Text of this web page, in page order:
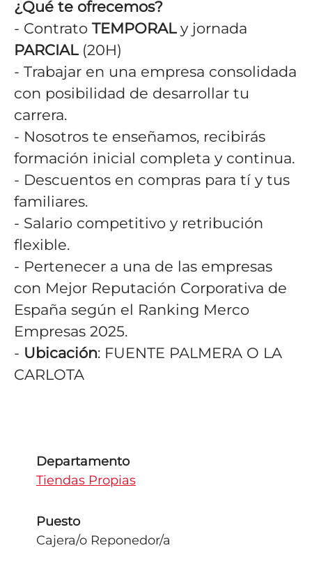
¿Qué te ofrecemos?
- Contrato TEMPORAL y jornada
PARCIAL (20H)
- Trabajar en una empresa consolidada
con posibilidad de desarrollar tu
carrera.
- Nosotros te enseñamos, recibirás
formación inicial completa y continua.
- Descuentos en compras para tí y tus
familiares.
- Salario competitivo y retribución
flexible.
- Pertenecer a una de las empresas
con Mejor Reputación Corporativa de
España según el Ranking Merco
Empresas 2025.
- Ubicación: FUENTE PALMERA O LA
CARLOTA
Departamento
Tiendas Propias
Puesto
Cajera/o Reponedor/a